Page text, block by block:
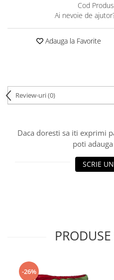
Cod
Ai nevoie de
Adauga la Favorite
Review-uri(0)
Daca doresti sa iti exprimi
poti
SCRIE
-26%